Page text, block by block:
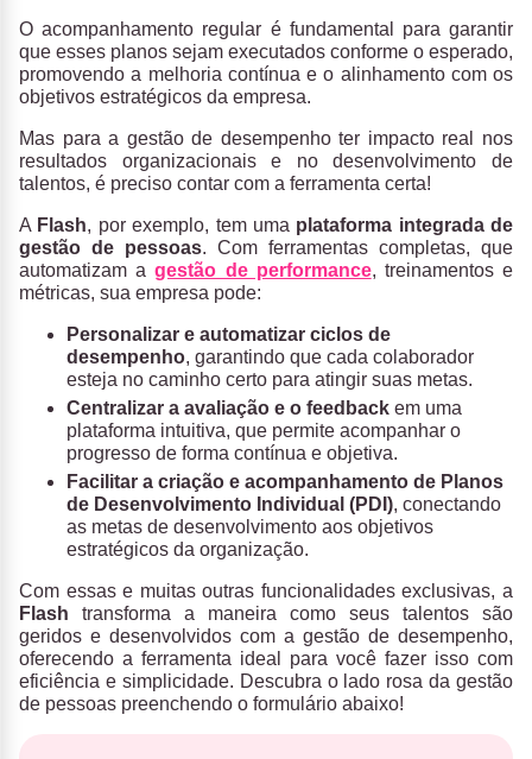
O acompanhamento regular é fundamental para garantir
que esses planos sejam executados conforme o esperado,
promovendo a melhoria contínua e o alinhamento com os
objetivos estratégicos da empresa.
Mas para a gestão de desempenho ter impacto real nos
resultados organizacionais e no desenvolvimento de
talentos, é preciso contar com a ferramenta certa!
A Flash, por exemplo, tem uma plataforma integrada de
gestão de pessoas. Com ferramentas completas, que
automatizam agestão de performance, treinamentos e
métricas, sua empresa pode:
Personalizar e automatizar ciclos de
desempenho, garantindo que cada colaborador
esteja no caminho certo para atingir suas metas.
Centralizar a avaliação e o feedback em uma
plataforma intuitiva, que permite acompanhar o
progresso de forma contínua e objetiva.
Facilitar a criação e acompanhamento de Planos
de Desenvolvimento Individual (PDI), conectando
as metas de desenvolvimento aos objetivos
estratégicos da organização.
Com essas e muitas outras funcionalidades exclusivas, a
Flash transforma a maneira como seus talentos são
geridos e desenvolvidos com a gestão de desempenho,
oferecendo a ferramenta ideal para você fazer isso com
eficiência e simplicidade. Descubra o lado rosa da gestão
de pessoas preenchendo o formulário abaixo!